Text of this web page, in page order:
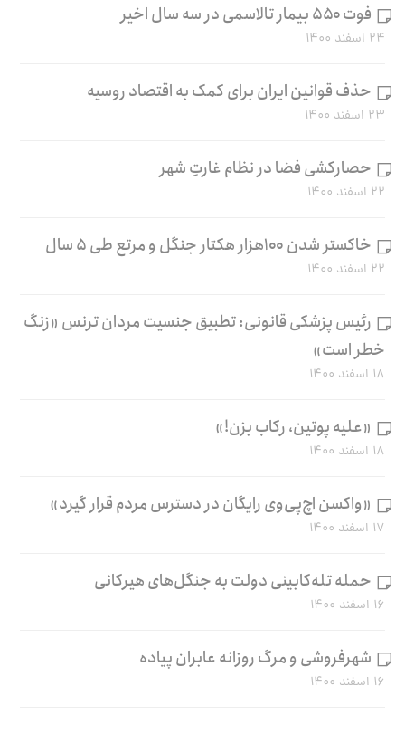
فوت ۵۵۰ بیمار تالاسمی در سه سال اخیر
۲۴ اسفند ۱۴۰۰
حذف قوانین ایران برای کمک به اقتصاد روسیه
۲۳ اسفند ۱۴۰۰
حصارکشی فضا در نظام غارتِ شهر
۲۲ اسفند ۱۴۰۰
خاکستر شدن ۱۰۰هزار هکتار جنگل و مرتع طی ۵ سال
۲۲ اسفند ۱۴۰۰
رئیس پزشکی قانونی: تطبیق جنسیت مردان ترنس «زنگ
خطر است»
۱۸ اسفند ۱۴۰۰
«علیه پوتین، رکاب بزن!»
۱۸ اسفند ۱۴۰۰
«واکسن اچ‌پی‌وی رایگان در دسترس مردم قرار گیرد»
۱۷ اسفند ۱۴۰۰
حمله تله‌کابینی دولت به جنگل‌های هیرکانی
۱۶ اسفند ۱۴۰۰
شهرفروشی و مرگ روزانه عابران پیاده
۱۶ اسفند ۱۴۰۰